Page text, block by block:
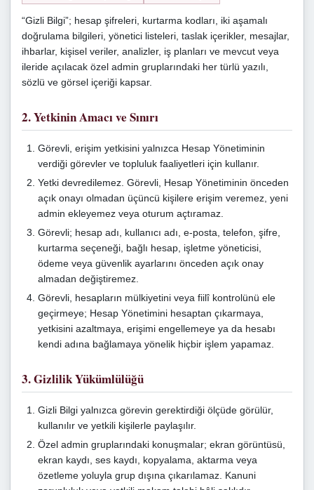
“Gizli Bilgi”; hesap şifreleri, kurtarma kodları, iki aşamalı
doğrulama bilgileri, yönetici listeleri, taslak içerikler, mesajlar,
ihbarlar, kişisel veriler, analizler, iş planları ve mevcut veya
ileride açılacak özel admin gruplarındaki her türlü yazılı,
sözlü ve görsel içeriği kapsar.
2. Yetkinin Amacı ve Sınırı
Görevli, erişim yetkisini yalnızca Hesap Yönetiminin
verdiği görevler ve topluluk faaliyetleri için kullanır.
Yetki devredilemez. Görevli, Hesap Yönetiminin önceden
açık onayı olmadan üçüncü kişilere erişim veremez, yeni
admin ekleyemez veya oturum açtıramaz.
Görevli; hesap adı, kullanıcı adı, e‑posta, telefon, şifre,
kurtarma seçeneği, bağlı hesap, işletme yöneticisi,
ödeme veya güvenlik ayarlarını önceden açık onay
almadan değiştiremez.
Görevli, hesapların mülkiyetini veya fiilî kontrolünü ele
geçirmeye; Hesap Yönetimini hesaptan çıkarmaya,
yetkisini azaltmaya, erişimi engellemeye ya da hesabı
kendi adına bağlamaya yönelik hiçbir işlem yapamaz.
3. Gizlilik Yükümlülüğü
Gizli Bilgi yalnızca görevin gerektirdiği ölçüde görülür,
kullanılır ve yetkili kişilerle paylaşılır.
Özel admin gruplarındaki konuşmalar; ekran görüntüsü,
ekran kaydı, ses kaydı, kopyalama, aktarma veya
özetleme yoluyla grup dışına çıkarılamaz. Kanuni